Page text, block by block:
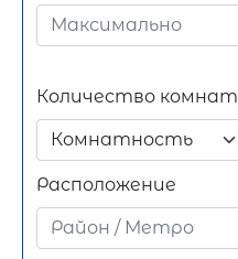
Количество комнат
Комнатность
Расположение